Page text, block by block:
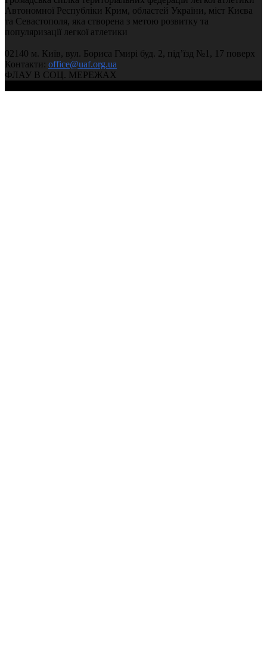
Автономної Республіки Крим, областей України, міст Києва
та Севастополя, яка створена з метою розвитку та
популяризації легкої атлетики
02140 м. Київ, вул. Бориса Гмирі буд. 2, під’їзд №1, 17 поверх
Контакти: office@uaf.org.ua
ФЛАУ В СОЦ. МЕРЕЖАХ